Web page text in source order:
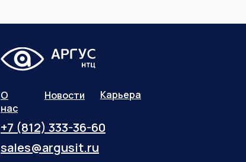
О
нас
+7 (812) 333-36-60
sales@argusit.ru
Новости Карьера